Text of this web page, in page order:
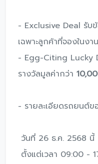
- Exclusive Deal รับข้
เฉพาะลูกค้าที่จองในงา
- Egg-Citing Lucky
รางวัลมูลค่ากว่า
- รายละเอียดรถยนต์ข
วันที่ 26 ธ.ค. 2568 นี้
ตั้งแต่เวลา 09:00 -